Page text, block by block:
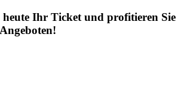
heute Ihr Ticket und profitieren Sie